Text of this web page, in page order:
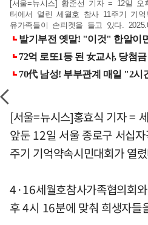
[서울=뉴시스] 황준선 기자 = 12일
터에서 열린 세월호 참사 11주기 기
유가족들이 손피켓을 들고 있다.
[서울=뉴시스]홍효식 기자 =
앞둔 12일 서울 종로구 서십
주기 기억약속시민대회가 열
4·16세월호참사가족협의회
후 4시 16분에 맞춰 희생자들